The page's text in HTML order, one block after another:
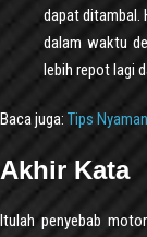
dapat ditambal.
dalam waktu
lebih repot lagi
Baca juga: Tips
Akhir Kata
Itulah penyebab